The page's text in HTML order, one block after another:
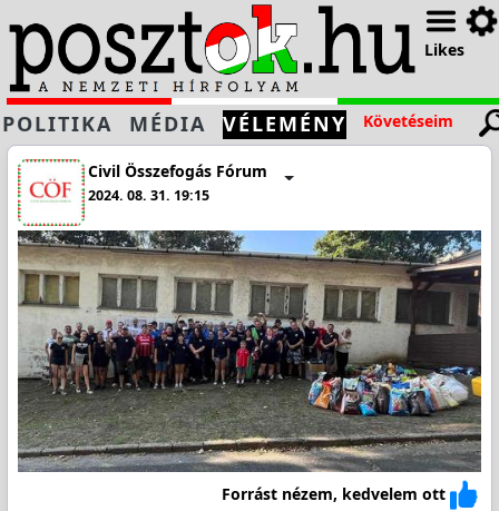
Likes
POLITIKA MÉDIA VÉLEMÉNY Követéseim
Civil Összefogás Fórum
2024. 08. 31. 19:15
Forrást nézem, kedvelem ott